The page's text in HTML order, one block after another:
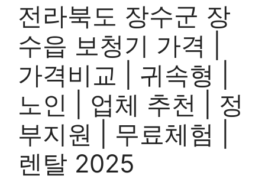
전라북도 장수군 장
수읍 보청기 가격 |
가격비교 | 귀속형 |
노인 | 업체 추천 | 정
부지원 | 무료체험 |
렌탈 2025